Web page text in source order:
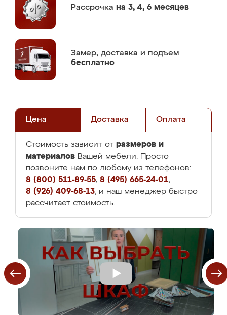
Рассрочка на 3, 4, 6 месяцев
Замер, доставка и подъем
бесплатно
Цена Доставка Оплата
Стоимость зависит от размеров и
материалов Вашей мебели. Просто
позвоните нам по любому из телефонов:
8 (800) 511-89-55, 8 (495) 665-24-01,
8 (926) 409-68-13, и наш менеджер быстро
рассчитает стоимость.